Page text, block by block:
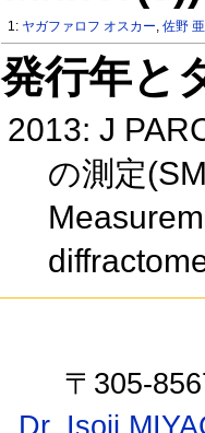
1: ヤガファロフ オスカー,佐野
発行年と
2013: J
の測定
〒305-
Dr. Isoji